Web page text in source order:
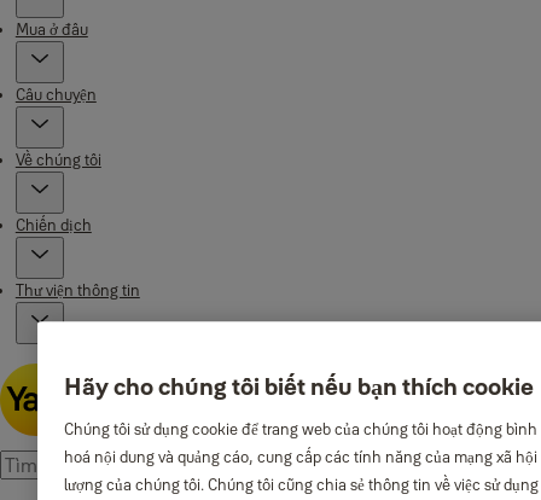
Mua ở đâu
Câu chuyện
Về chúng tôi
Chiến dịch
Thư viện thông tin
Hãy cho chúng tôi biết nếu bạn thích cookie
Chúng tôi sử dụng cookie để trang web của chúng tôi hoạt động
hoá nội dung và quảng cáo, cung cấp các tính năng của mạng xã
lượng của chúng tôi. Chúng tôi cũng chia sẻ thông tin về việc sử